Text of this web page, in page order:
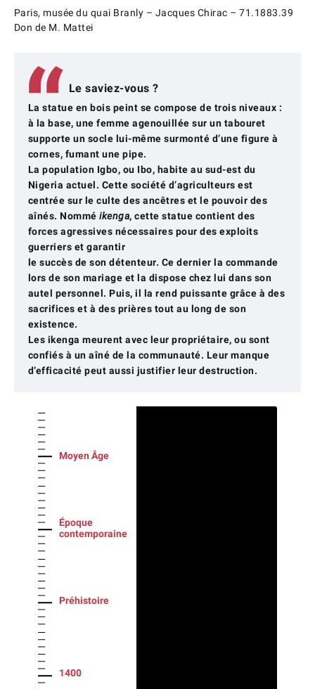
Paris, musée du quai Branly – Jacques Chirac – 71.1883.39
Don de M. Mattei
Le saviez-vous ?
La statue en bois peint se compose de trois niveaux :
à la base, une femme agenouillée sur un tabouret
supporte un socle lui-même surmonté d’une figure à
cornes, fumant une pipe.
La population Igbo, ou Ibo, habite au sud-est du
Nigeria actuel. Cette société d’agriculteurs est
centrée sur le culte des ancêtres et le pouvoir des
aînés. Nommé ikenga, cette statue contient des
forces agressives nécessaires pour des exploits
guerriers et garantir
le succès de son détenteur. Ce dernier la commande
lors de son mariage et la dispose chez lui dans son
autel personnel. Puis, il la rend puissante grâce à des
sacrifices et à des prières tout au long de son
existence.
Les ikenga meurent avec leur propriétaire, ou sont
confiés à un aîné de la communauté. Leur manque
d’efficacité peut aussi justifier leur destruction.
Moyen Âge
Époque
contemporaine
Préhistoire
1400